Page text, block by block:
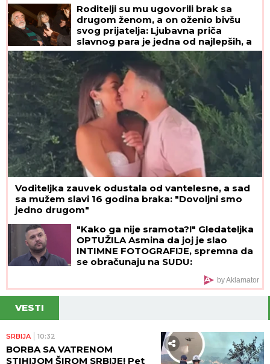
Roditelji su mu ugovorili brak sa
drugom ženom, a on oženio bivšu
svog prijatelja: Ljubavna priča
slavnog para je jedna od najlepših, a
malo ko zna detalje
Voditeljka zauvek odustala od vantelesne, a sad
sa mužem slavi 16 godina braka: "Dovoljni smo
jedno drugom"
"Kako ga nije sramota?!" Gledateljka
OPTUŽILA Asmina da joj je slao
INTIMNE FOTOGRAFIJE, spremna da
se obračunaju na SUDU:
"Iskorišćavaš devojke za pare"
by Aklamator
VESTI
SRBIJA 10:32
BORBA SA VATRENOM
STIHIJOM ŠIROM SRBIJE! Pet